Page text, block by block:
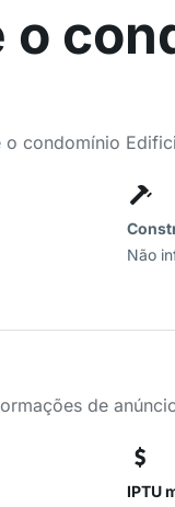
o
o condomínio
Não
de
IPTU